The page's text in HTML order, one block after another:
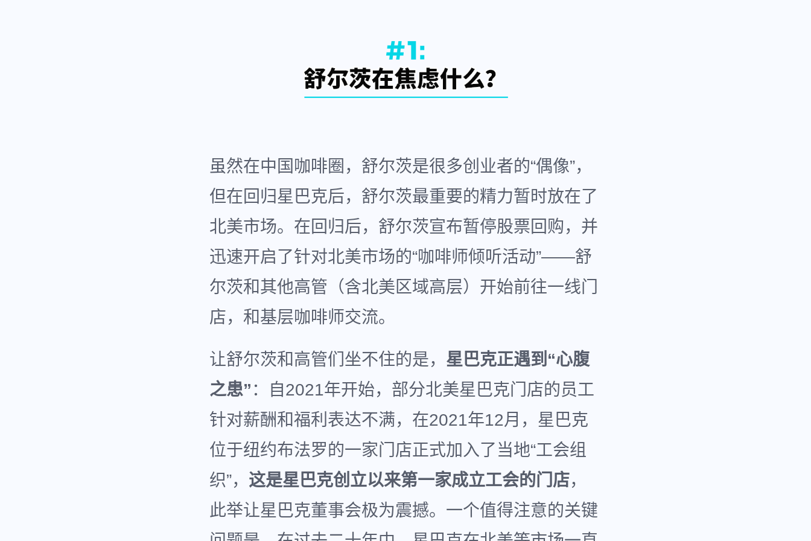
虽然在中国咖啡圈，舒尔茨是很多创业者的“偶像”，
但在回归星巴克后，舒尔茨最重要的精力暂时放在了
北美市场。在回归后，舒尔茨宣布暂停股票回购，并
迅速开启了针对北美市场的“咖啡师倾听活动”——舒
尔茨和其他高管（含北美区域高层）开始前往一线门
店，和基层咖啡师交流。
让舒尔茨和高管们坐不住的是， 星巴克正遇到“心腹
之患” ：自2021年开始，部分北美星巴克门店的员工
针对薪酬和福利表达不满，在2021年12月，星巴克
位于纽约布法罗的一家门店正式加入了当地“工会组
织”， 这是星巴克创立以来第一家成立工会的门店，
此举让星巴克董事会极为震撼。一个值得注意的关键